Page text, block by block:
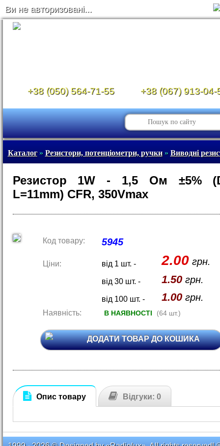
Ви не авторизовані...
+38 (050) 564-71-55 +38 (067) 913-04-
Каталог» Резистори, потенціометри, ручки» Виводні
Резистор 1W - 1,5 Ом ±5%
L=11mm) CFR, 350Vmax
Код товару: 5945
Ціни: від 1 шт. - 2.00грн.
від 30 шт. - 1.50грн.
від 100 шт. - 1.00грн.
Наявність: В НАЯВНОСТІ (64 шт.)
ДОДАТИ ТОВАР ДО КОШИКА
Опис товару Відгуки: 0